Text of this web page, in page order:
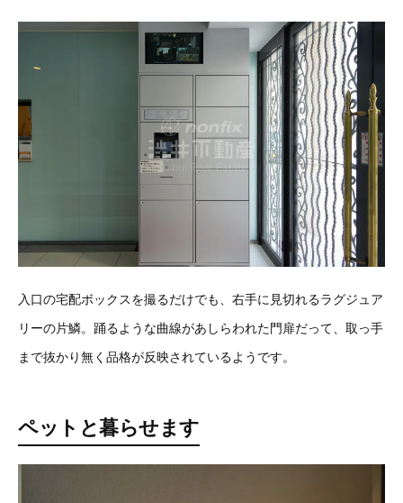
入口の宅配ボックスを撮るだけでも、右手に見切れるラグジュア
リーの片鱗。踊るような曲線があしらわれた門扉だって、取っ手
まで抜かり無く品格が反映されているようです。
ペットと暮らせます